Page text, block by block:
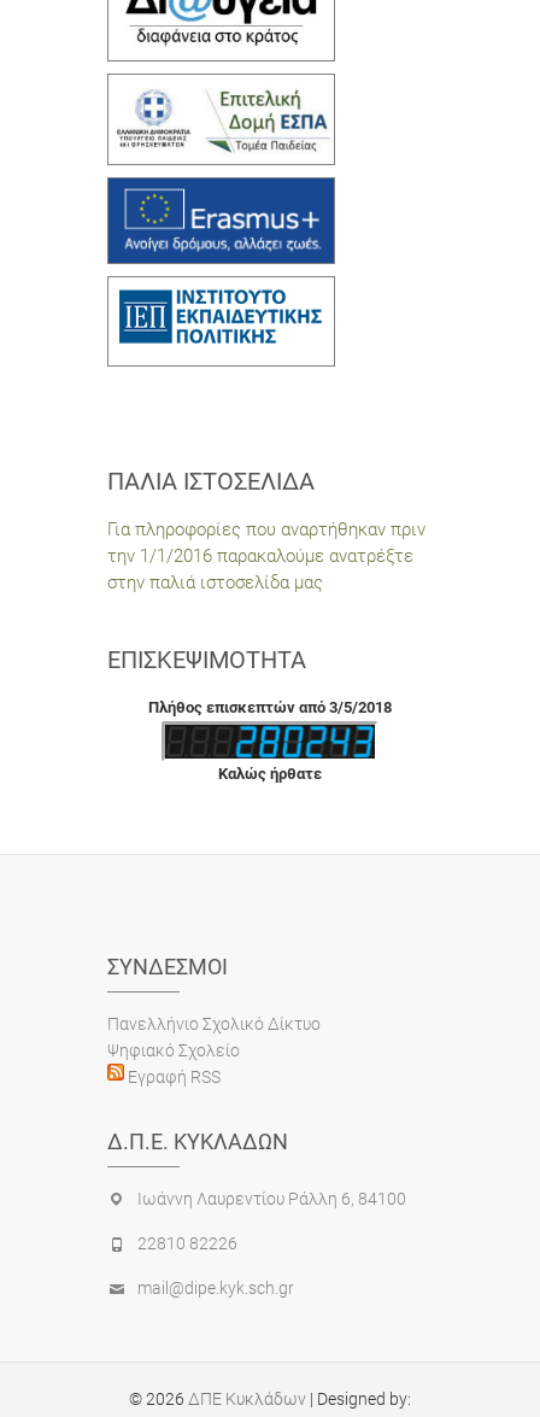
ΠΑΛΙΆ ΙΣΤΟΣΕΛΊΔΑ
Για πληροφορίες που αναρτήθηκαν πριν
την 1/1/2016 παρακαλούμε ανατρέξτε
στην παλιά ιστοσελίδα μας
ΕΠΙΣΚΕΨΙΜΌΤΗΤΑ
Πλήθος επισκεπτών από 3/5/2018
Καλώς ήρθατε
ΣΎΝΔΕΣΜΟΙ
Πανελλήνιο Σχολικό Δίκτυο
Ψηφιακό Σχολείο
Εγραφή RSS
Δ.Π.Ε. ΚΥΚΛΆΔΩΝ
Ιωάννη Λαυρεντίου Ράλλη 6, 84100
22810 82226
mail@dipe.kyk.sch.gr
© 2026 ΔΠΕ Κυκλάδων | Designed by: